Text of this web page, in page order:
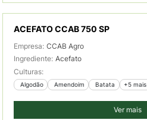
ACEFATO CCAB 750 SP
Empresa: CCAB Agro
Ingrediente: Acefato
Culturas:
Algodão Amendoim Batata +5 mais
Ver mais